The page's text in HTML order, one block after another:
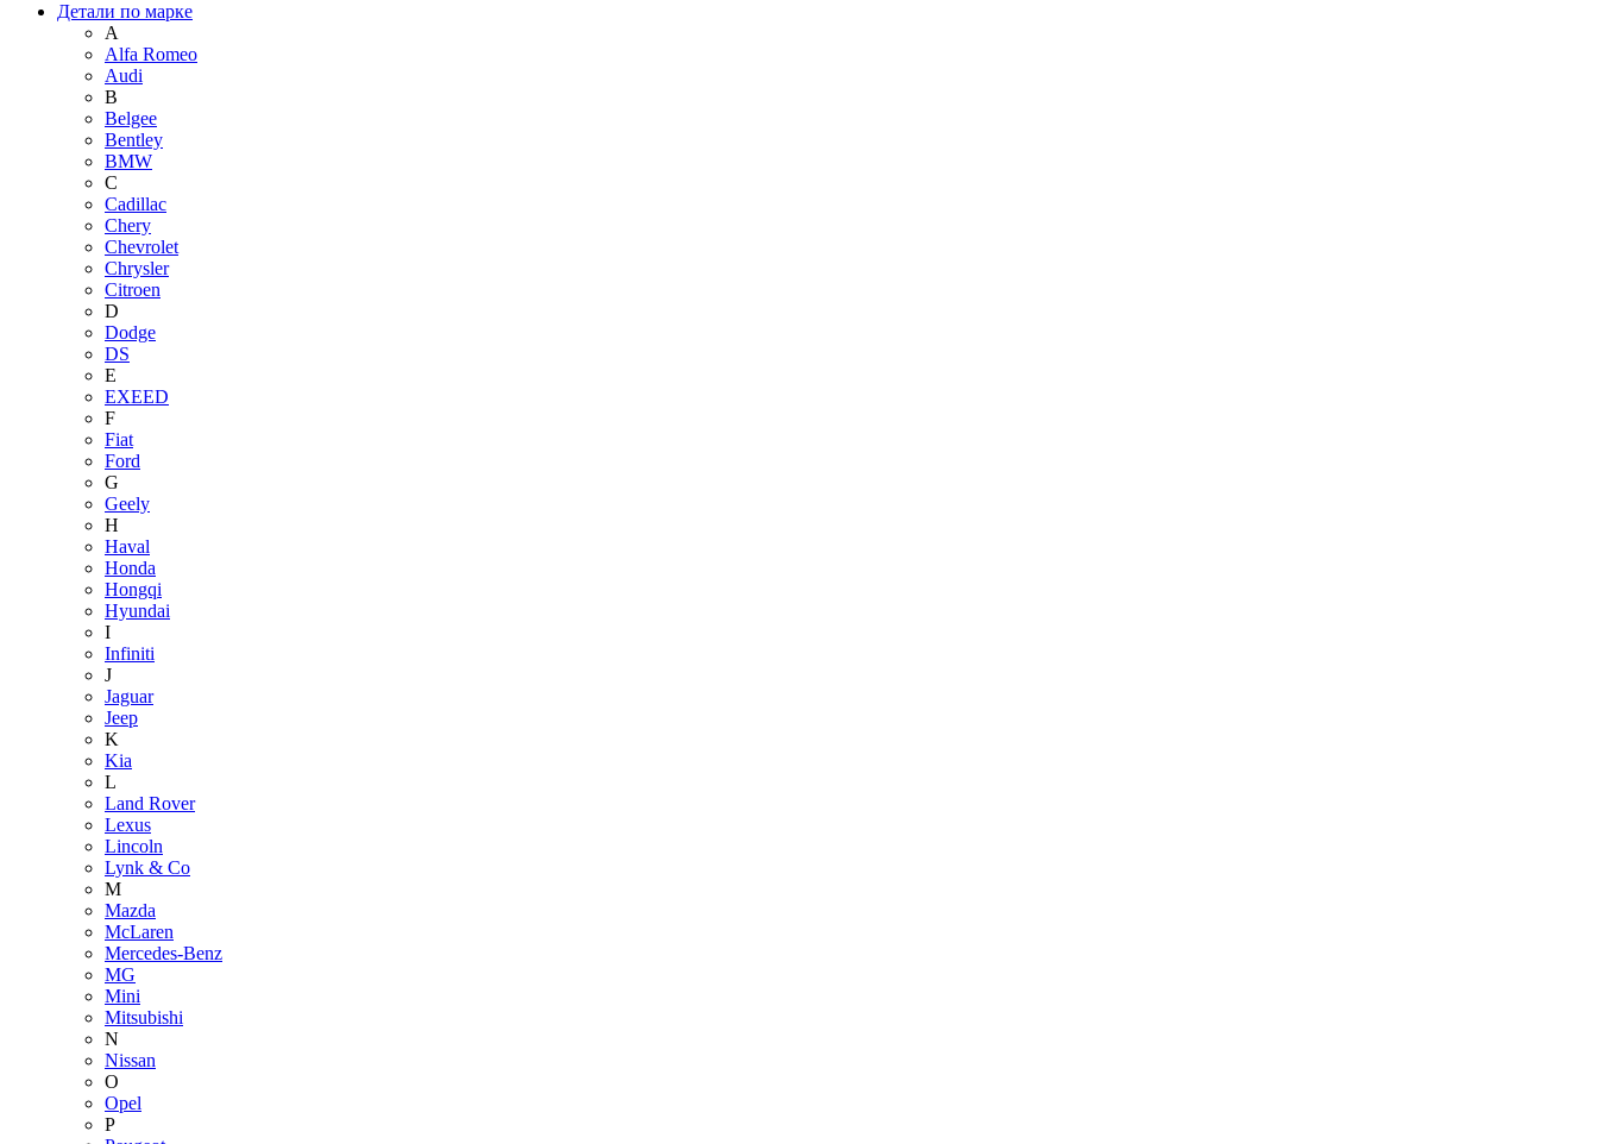
Детали по марке
A
Alfa Romeo
Audi
B
Belgee
Bentley
BMW
C
Cadillac
Chery
Chevrolet
Chrysler
Citroen
D
Dodge
DS
E
EXEED
F
Fiat
Ford
G
Geely
H
Haval
Honda
Hongqi
Hyundai
I
Infiniti
J
Jaguar
Jeep
K
Kia
L
Land Rover
Lexus
Lincoln
Lynk & Co
M
Mazda
McLaren
Mercedes-Benz
MG
Mini
Mitsubishi
N
Nissan
O
Opel
P